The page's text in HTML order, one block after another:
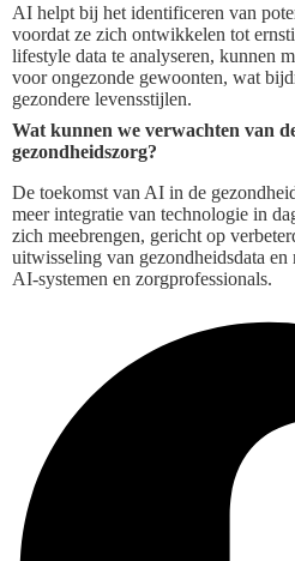
AI helpt bij het identificeren van
voordat ze zich ontwikkelen tot
lifestyle data te analyseren, kunnen
voor ongezonde gewoonten, wat
gezondere levensstijlen.
Wat kunnen we verwachten van
gezondheidszorg?
De toekomst van AI in de
meer integratie van technologie in
zich meebrengen, gericht op
uitwisseling van gezondheidsdata en
AI-systemen en zorgprofessionals.